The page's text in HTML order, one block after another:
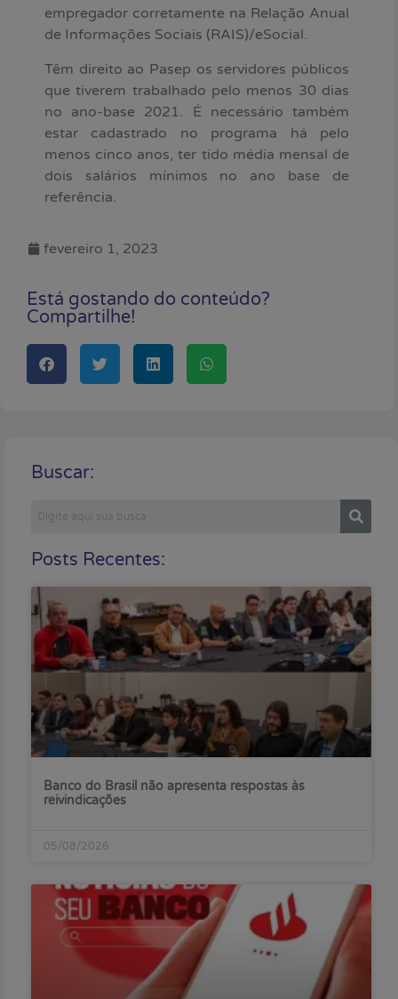
empregador corretamente na Relação Anual
de Informações Sociais (RAIS)/eSocial.
Têm direito ao Pasep os servidores públicos
que tiverem trabalhado pelo menos 30 dias
no ano-base 2021. É necessário também
estar cadastrado no programa há pelo
menos cinco anos, ter tido média mensal de
dois salários mínimos no ano base de
referência.
fevereiro 1, 2023
Está gostando do conteúdo?
Compartilhe!
Buscar:
Posts Recentes:
Banco do Brasil não apresenta respostas às
reivindicações
05/08/2026